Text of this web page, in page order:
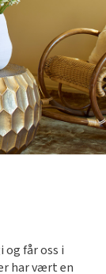
og får oss i
har vært en